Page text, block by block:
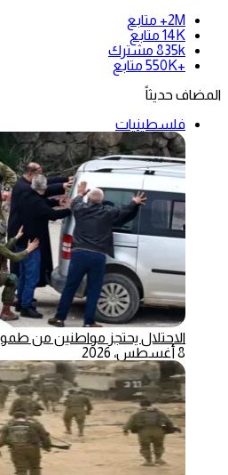
2M+
متابع
14K متابع
835k مشترك
+550K
متابع
المضاف حديثاً
فلسطينيات
الاحتلال يحتجز مواطنين من
8 أغسطس، 2026